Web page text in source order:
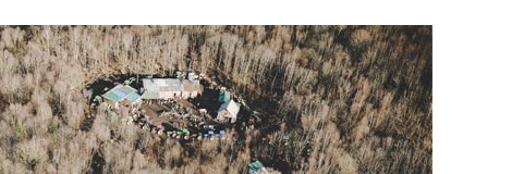
Larunbatean Plentziako Itsas
Martxa ospatuko da
2026/07/07